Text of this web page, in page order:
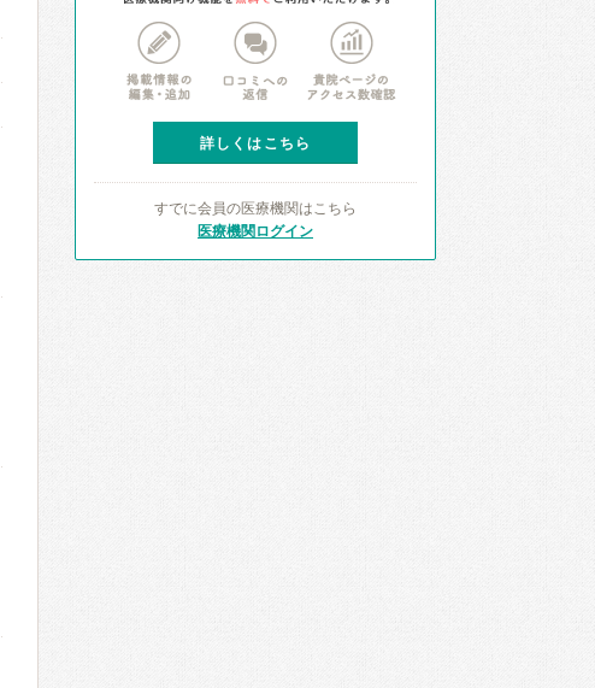
詳しくはこちら
すでに会員の医療機関はこちら
医療機関ログイン